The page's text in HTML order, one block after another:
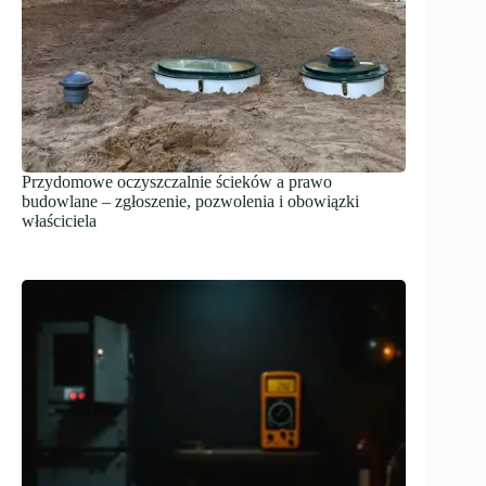
Przydomowe oczyszczalnie ścieków a prawo
budowlane – zgłoszenie, pozwolenia i obowiązki
właściciela